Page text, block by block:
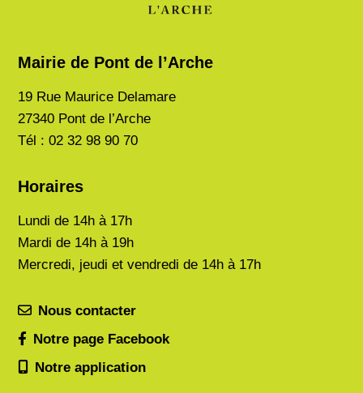
Mairie de Pont de l’Arche
19 Rue Maurice Delamare
27340 Pont de l’Arche
Tél : 02 32 98 90 70
Horaires
Lundi de 14h à 17h
Mardi de 14h à 19h
Mercredi, jeudi et vendredi de 14h à 17h
Nous contacter
Notre page Facebook
Notre application